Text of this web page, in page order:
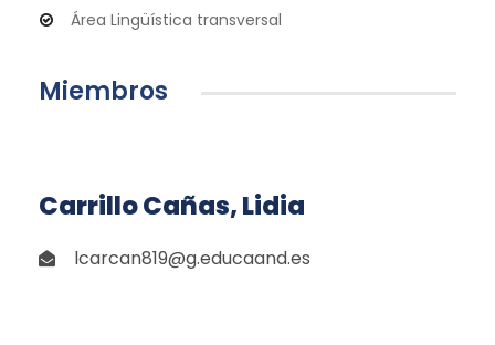
Área Lingüística transversal
Miembros
Carrillo Cañas, Lidia
lcarcan819@g.educaand.es